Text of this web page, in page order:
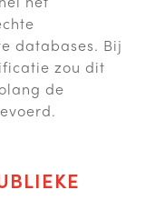
databases. Bij
zou dit
de